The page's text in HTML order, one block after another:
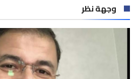
وجهة نظر